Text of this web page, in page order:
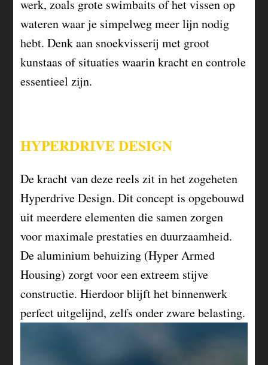
werk, zoals grote swimbaits of het vissen op
wateren waar je simpelweg meer lijn nodig
hebt. Denk aan snoekvisserij met groot
kunstaas of situaties waarin kracht en controle
essentieel zijn.
HYPERDRIVE DESIGN
De kracht van deze reels zit in het zogeheten
Hyperdrive Design. Dit concept is opgebouwd
uit meerdere elementen die samen zorgen
voor maximale prestaties en duurzaamheid.
De aluminium behuizing (Hyper Armed
Housing) zorgt voor een extreem stijve
constructie. Hierdoor blijft het binnenwerk
perfect uitgelijnd, zelfs onder zware belasting.